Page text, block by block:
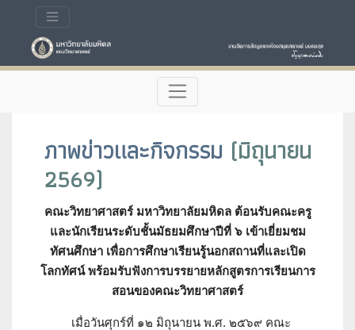
ภาพข่าวและกิจกรรม (มิถุนายน
2569)
คณะวิทยาศาสตร์ มหาวิทยาลัยมหิดล ต้อนรับคณะครู
และนักเรียนระดับชั้นมัธยมศึกษาปีที่ ๖ เข้าเยี่ยมชม
ทัศนศึกษา เพื่อการศึกษาเรียนรู้นอกสถานที่และเปิด
โลกทัศน์ พร้อมรับฟังการบรรยายหลักสูตรการเรียนการ
สอนของคณะวิทยาศาสตร์
เมื่อวันศุกร์ที่ ๑๒ มิถุนายน พ.ศ. ๒๕๖๙ คณะ